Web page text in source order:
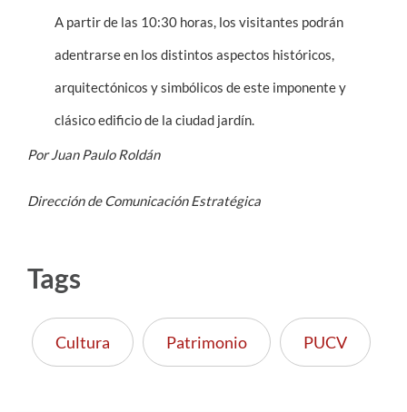
A partir de las 10:30 horas, los visitantes podrán
adentrarse en los distintos aspectos históricos,
arquitectónicos y simbólicos de este imponente y
clásico edificio de la ciudad jardín.
Por Juan Paulo Roldán
Dirección de Comunicación Estratégica
Tags
Cultura Patrimonio PUCV